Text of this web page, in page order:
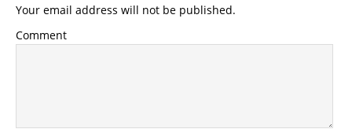
Your email address will not be published.
Comment